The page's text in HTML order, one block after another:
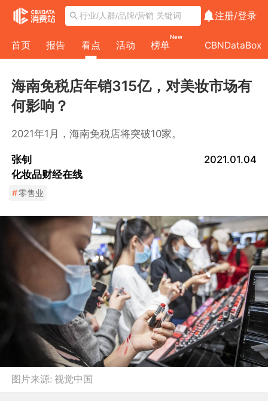
注册/登录
首页 报告 看点 活动 榜单
New
CBNDataBox
海南免税店年销315亿，对美妆市场有
何影响？
2021年1月，海南免税店将突破10家。
张钊
化妆品财经在线
2021.01.04
#零售业
图片来源:视觉中国